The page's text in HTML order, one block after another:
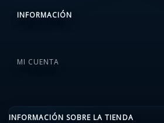
INFORMACIÓN
MI CUENTA
INFORMACIÓN SOBRE LA TIENDA